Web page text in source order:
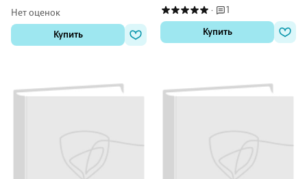
Нет оценок
Купить
·
1
Купить